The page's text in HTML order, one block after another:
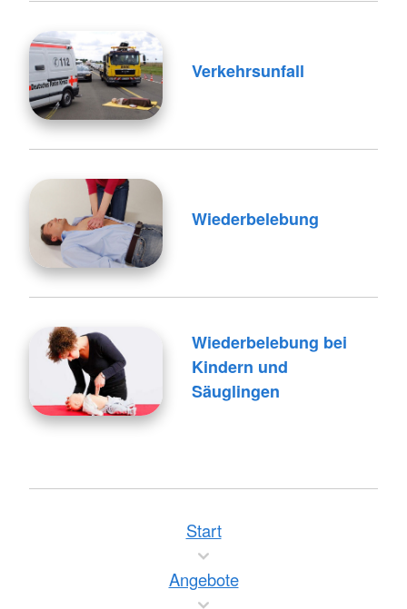
Verkehrsunfall
Wiederbelebung
Wiederbelebung bei
Kindern und
Säuglingen
Start
Angebote